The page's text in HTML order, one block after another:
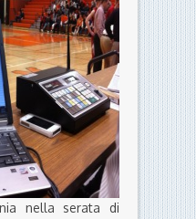
nella serata di